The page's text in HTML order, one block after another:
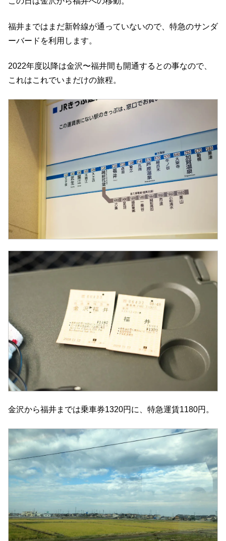
福井まではまだ新幹線が通っていないので、特急のサンダ
ーバードを利用します。
2022年度以降は金沢〜福井間も開通するとの事なので、
これはこれでいまだけの旅程。
金沢から福井までは乗車券1320円に、特急運賃1180円。